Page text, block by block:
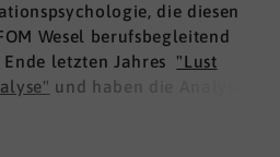
die diesen
Wesel berufsbegleitend
letzten Jahres "Lust
und haben die Analyse